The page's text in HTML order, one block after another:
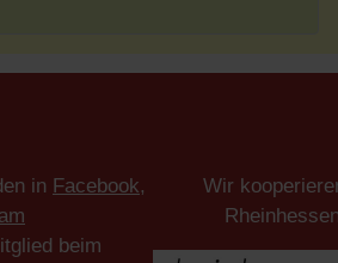
in Facebook,
beim
Wir